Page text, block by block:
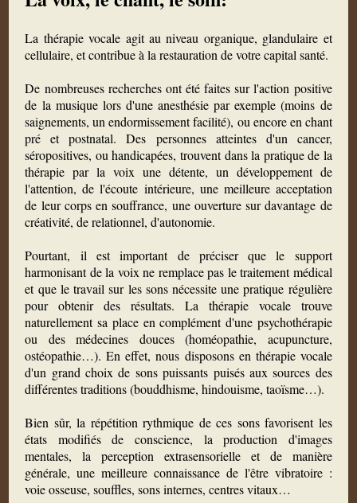
La thérapie vocale agit au niveau organique, glandulaire et
cellulaire, et contribue à la restauration de votre capital santé.
De nombreuses recherches ont été faites sur l'action positive
de la musique lors d'une anesthésie par exemple (moins de
saignements, un endormissement facilité), ou encore en chant
pré et postnatal. Des personnes atteintes d'un cancer,
séropositives, ou handicapées, trouvent dans la pratique de la
thérapie par la voix une détente, un développement de
l'attention, de l'écoute intérieure, une meilleure acceptation
de leur corps en souffrance, une ouverture sur davantage de
créativité, de relationnel, d'autonomie.
Pourtant, il est important de préciser que le support
harmonisant de la voix ne remplace pas le traitement médical
et que le travail sur les sons nécessite une pratique régulière
pour obtenir des résultats. La thérapie vocale trouve
naturellement sa place en complément d'une psychothérapie
ou des médecines douces (homéopathie, acupuncture,
ostéopathie…). En effet, nous disposons en thérapie vocale
d'un grand choix de sons puissants puisés aux sources des
différentes traditions (bouddhisme, hindouisme, taoïsme…).
Bien sûr, la répétition rythmique de ces sons favorisent les
états modifiés de conscience, la production d'images
mentales, la perception extrasensorielle et de manière
générale, une meilleure connaissance de l'être vibratoire :
voie osseuse, souffles, sons internes, centres vitaux…